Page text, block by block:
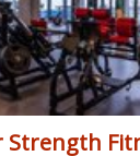
Strength